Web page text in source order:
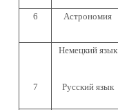
6 Астрономия
Немецкий язык
7 Русский язык